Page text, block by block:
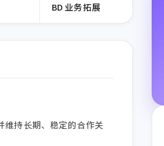
BD 业务拓展
维持长期、稳定的合作关